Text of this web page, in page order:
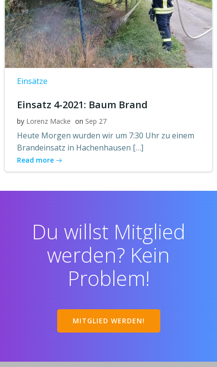
Einsätze
Einsatz 4-2021: Baum Brand
by Lorenz Macke on Sep 27
Heute Morgen wurden wir um 7:30 Uhr zu einem
Brandeinsatz in Hachenhausen […]
Read more
Du willst Mitglied
werden? Kein
Problem!
MITGLIED WERDEN!